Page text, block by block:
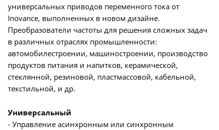
универсальных приводов переменного тока от
Inovance, выполненных в новом дизайне.
Преобразователи частоты для решения сложных задач
в различных отраслях промышленности:
автомобилестроении, машиностроении, производство
продуктов питания и напитков, керамической,
стеклянной, резиновой, пластмассовой, кабельной,
текстильной, и др.
Универсальный
- Управление асинхронным или синхронным